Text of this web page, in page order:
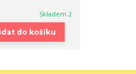
Skladem 2
do košíku